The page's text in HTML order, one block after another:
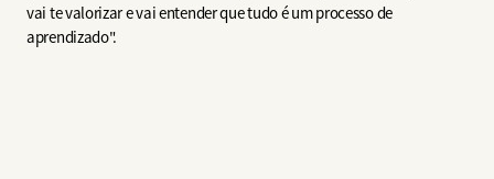
vai te valorizar e vai entender que tudo é um processo de
aprendizado".